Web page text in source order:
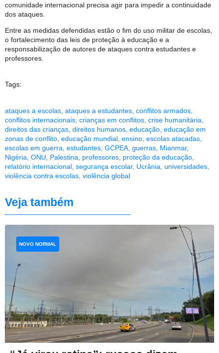
comunidade internacional precisa agir para impedir a continuidade
dos ataques.
Entre as medidas defendidas estão o fim do uso militar de escolas,
o fortalecimento das leis de proteção à educação e a
responsabilização de autores de ataques contra estudantes e
professores.
Tags:
ataques a escolas ataques a estudantes conflitos armados
conflitos internacionais crianças em conflitos crise humanitária
direitos das crianças direitos humanos educação educação em
zonas de conflito educação mundial ensino escolas atacadas
escolas em guerra estudantes GCPEA guerras Mianmar,
Nigéria ONU Palestina professores proteção da educação
relatório internacional segurança escolar, Ucrânia universidades
violência contra escolas violência global
Veja também
NOVO NORMAL